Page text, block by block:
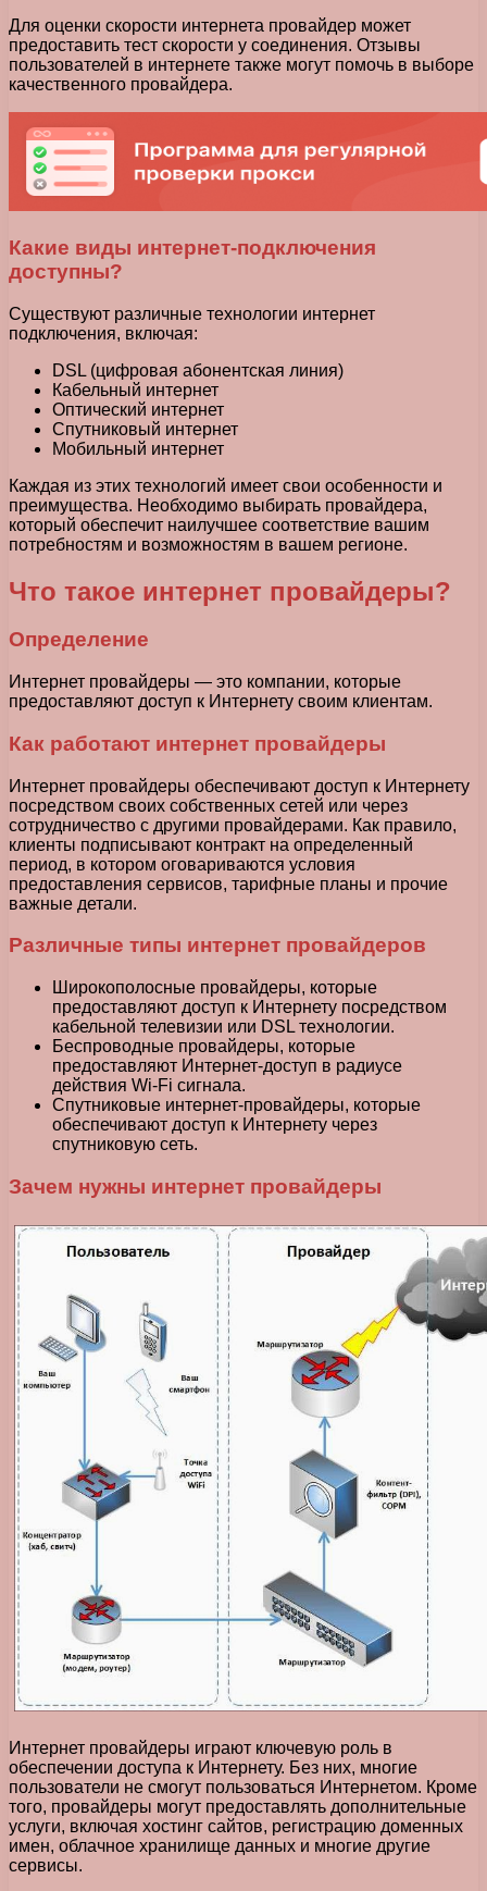
Для оценки скорости интернета провайдер может
предоставить тест скорости у соединения. Отзывы
пользователей в интернете также могут помочь в выборе
качественного провайдера.
Какие виды интернет-подключения
доступны?
Существуют различные технологии интернет
подключения, включая:
DSL (цифровая абонентская линия)
Кабельный интернет
Оптический интернет
Спутниковый интернет
Мобильный интернет
Каждая из этих технологий имеет свои особенности и
преимущества. Необходимо выбирать провайдера,
который обеспечит наилучшее соответствие вашим
потребностям и возможностям в вашем регионе.
Что такое интернет провайдеры?
Определение
Интернет провайдеры — это компании, которые
предоставляют доступ к Интернету своим клиентам.
Как работают интернет провайдеры
Интернет провайдеры обеспечивают доступ к Интернету
посредством своих собственных сетей или через
сотрудничество с другими провайдерами. Как правило,
клиенты подписывают контракт на определенный
период, в котором оговариваются условия
предоставления сервисов, тарифные планы и прочие
важные детали.
Различные типы интернет провайдеров
Широкополосные провайдеры, которые
предоставляют доступ к Интернету посредством
кабельной телевизии или DSL технологии.
Беспроводные провайдеры, которые
предоставляют Интернет-доступ в радиусе
действия Wi-Fi сигнала.
Спутниковые интернет-провайдеры, которые
обеспечивают доступ к Интернету через
спутниковую сеть.
Зачем нужны интернет провайдеры
Интернет провайдеры играют ключевую роль в
обеспечении доступа к Интернету. Без них, многие
пользователи не смогут пользоваться Интернетом. Кроме
того, провайдеры могут предоставлять дополнительные
услуги, включая хостинг сайтов, регистрацию доменных
имен, облачное хранилище данных и многие другие
сервисы.